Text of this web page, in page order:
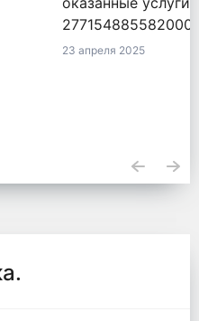
от 18.09.2020.